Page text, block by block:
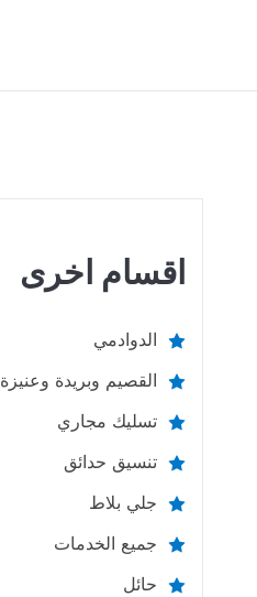
اقسام اخرى
الدوادمي
القصيم وبريدة وعنيزة
تسليك مجاري
تنسيق حدائق
جلي بلاط
جميع الخدمات
حائل